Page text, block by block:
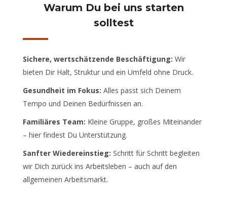
Warum Du bei uns starten
solltest
Sichere, wertschätzende Beschäftigung: Wir
bieten Dir Halt, Struktur und ein Umfeld ohne Druck.
Gesundheit im Fokus: Alles passt sich Deinem
Tempo und Deinen Bedürfnissen an.
Familiäres Team: Kleine Gruppe, großes Miteinander
– hier findest Du Unterstützung.
Sanfter Wiedereinstieg: Schritt für Schritt begleiten
wir Dich zurück ins Arbeitsleben – auch auf den
allgemeinen Arbeitsmarkt.